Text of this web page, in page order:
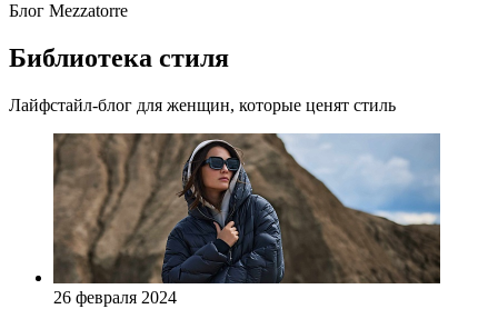
Блог Mezzatorre
Библиотека стиля
Лайфстайл-блог для женщин, которые ценят стиль
26 февраля 2024